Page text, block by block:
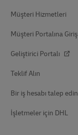
Müşteri Hizmetleri
Müşteri Portalına Giriş
Geliştirici Portalı
Teklif Alın
Bir iş hesabı talep edin
İşletmeler için DHL